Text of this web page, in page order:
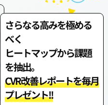
さらなる高みを極める
べく
ヒートマップから課題
を抽出。
CVR改善レポートを毎月
プレゼント!!